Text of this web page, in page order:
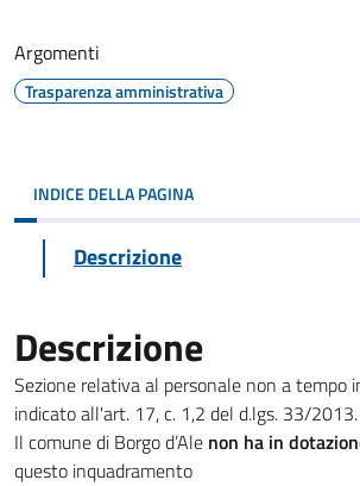
Argomenti
Trasparenza amministrativa
INDICE DELLA PAGINA
Descrizione
Descrizione
Sezione relativa al personale non a tempo
indicato all'art. 17, c. 1,2 del d.lgs. 33/2013.
Il comune di Borgo d’Ale non ha in
questo inquadramento